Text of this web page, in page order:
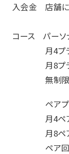
入会金 店舗に
コース パーソ
月4プラン
月8プラン
無制限チ
ペアプ
月4ペアプ
月8ペアプ
ペア回数